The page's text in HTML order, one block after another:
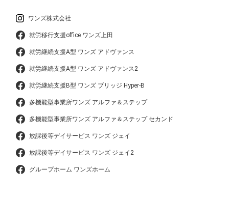
ワンズ株式会社
就労移行支援office ワンズ上田
就労継続支援A型 ワンズ アドヴァンス
就労継続支援A型 ワンズ アドヴァンス2
就労継続支援B型 ワンズ ブリッジ Hyper-B
多機能型事業所ワンズ アルファ＆ステップ
多機能型事業所ワンズ アルファ＆ステップ セカンド
放課後等デイサービス ワンズ ジェイ
放課後等デイサービス ワンズ ジェイ2
グループホーム ワンズホーム